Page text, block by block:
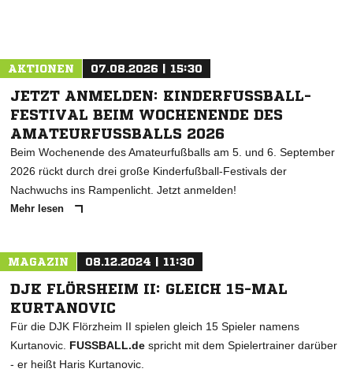
AKTIONEN 07.08.2026 | 15:30
JETZT ANMELDEN: KINDERFUSSBALL-F
ESTIVAL BEIM WOCHENENDE DES A
MATEURFUSSBALLS 2026
Beim Wochenende des Amateurfußballs am 5. und 6. September
2026 rückt durch drei große Kinderfußball-Festivals der
Nachwuchs ins Rampenlicht. Jetzt anmelden!
Mehr lesen
MAGAZIN 08.12.2024 | 11:30
DJK FLÖRSHEIM II: GLEICH 15-MAL
KURTANOVIC
Für die DJK Flörzheim II spielen gleich 15 Spieler namens
Kurtanovic. FUSSBALL.de spricht mit dem Spielertrainer darüber
- er heißt Haris Kurtanovic.